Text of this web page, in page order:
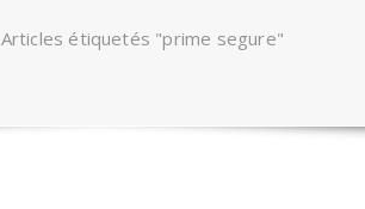
Articles étiquetés "prime segure"